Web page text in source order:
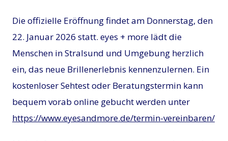
Die offizielle Eröffnung findet am Donnerstag, den
22. Januar 2026 statt. eyes + more lädt die
Menschen in Stralsund und Umgebung herzlich
ein, das neue Brillenerlebnis kennenzulernen. Ein
kostenloser Sehtest oder Beratungstermin kann
bequem vorab online gebucht werden unter
https://www.eyesandmore.de/termin-vereinbaren/